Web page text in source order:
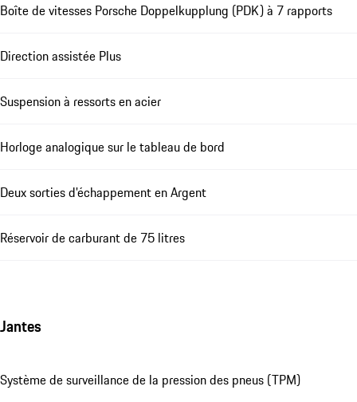
Boîte de vitesses Porsche Doppelkupplung (PDK) à 7 rapports
Direction assistée Plus
Suspension à ressorts en acier
Horloge analogique sur le tableau de bord
Deux sorties d'échappement en Argent
Réservoir de carburant de 75 litres
Jantes
Système de surveillance de la pression des pneus (TPM)